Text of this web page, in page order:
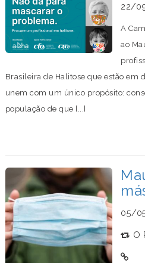
22/
A
ao
Brasileira de Halitose que estão em
unem com um único propósito:
população de que [...]
05/
O